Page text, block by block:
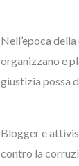
Nell’epoca
organizzano e
giustizia possa
Blogger e
contro la